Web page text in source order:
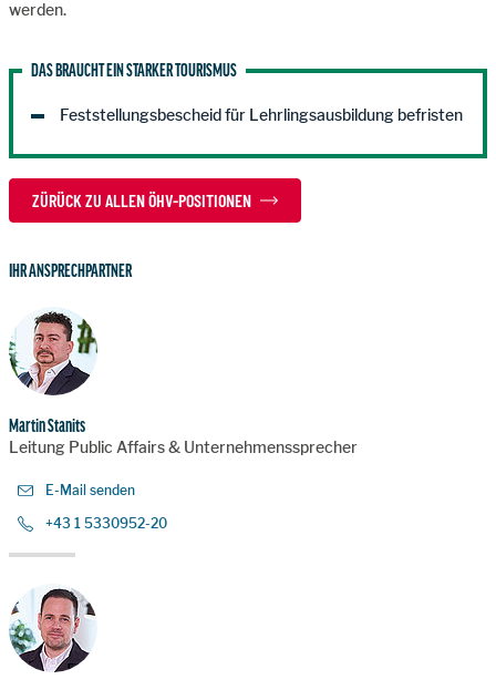
werden.
DAS BRAUCHT EIN STARKER TOURISMUS
Feststellungsbescheid für Lehrlingsausbildung befristen
ZÜRÜCK ZU ALLEN ÖHV-POSITIONEN
IHR ANSPRECHPARTNER
Martin Stanits
Leitung Public Affairs & Unternehmenssprecher
E-Mail senden
+43 1 5330952-20